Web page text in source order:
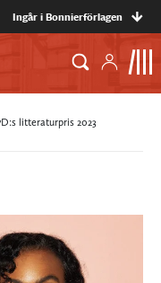
Ingår i Bonnierförlagen
litteraturpris 2023